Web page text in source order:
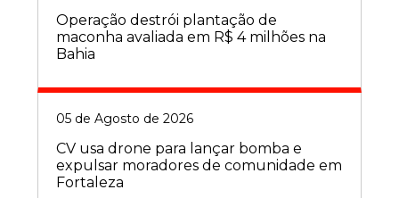
Operação destrói plantação de
maconha avaliada em R$ 4 milhões na
Bahia
05 de Agosto de 2026
CV usa drone para lançar bomba e
expulsar moradores de comunidade em
Fortaleza